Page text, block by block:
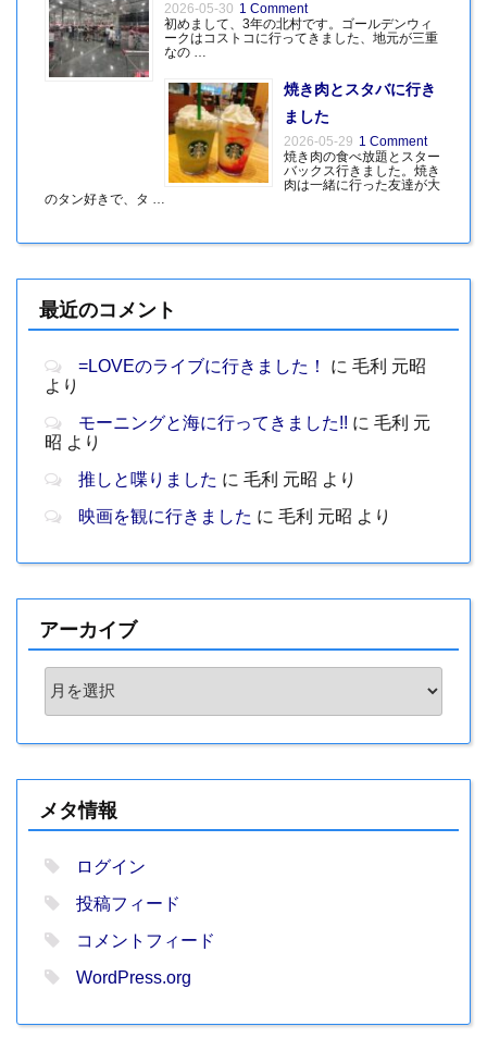
2026-05-30 1 Comment
初めまして、3年の北村です。ゴールデンウィ
ークはコストコに行ってきました、地元が三重
なの …
焼き肉とスタバに行き
ました
2026-05-29 1 Comment
焼き肉の食べ放題とスター
バックス行きました。焼き
肉は一緒に行った友達が大
のタン好きで、タ …
最近のコメント
=LOVEのライブに行きました！ に 毛利 元昭
より
モーニングと海に行ってきました!! に 毛利 元
昭 より
推しと喋りました に 毛利 元昭 より
映画を観に行きました に 毛利 元昭 より
アーカイブ
ア
ー
カ
メタ情報
ログイン
投稿フィード
コメントフィード
WordPress.org